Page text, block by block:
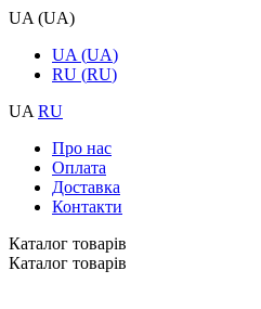
UA (UA)
UA (UA)
RU (RU)
UA RU
Про нас
Оплата
Доставка
Контакти
Каталог товарiв
Каталог товарiв